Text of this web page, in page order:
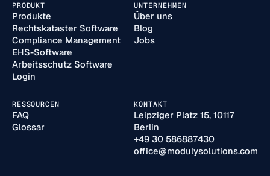
PRODUKT
Produkte
Rechtskataster Software
Compliance Management
EHS-Software
Arbeitsschutz Software
Login
UNTERNEHMEN
Über uns
Blog
Jobs
RESSOURCEN
FAQ
Glossar
KONTAKT
Leipziger Platz 15, 10117
Berlin
+49 30 586887430
office@modulysolutions.com